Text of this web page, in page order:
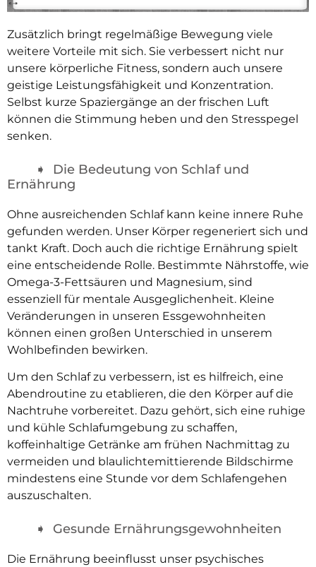
Zusätzlich bringt regelmäßige Bewegung viele
weitere Vorteile mit sich. Sie verbessert nicht nur
unsere körperliche Fitness, sondern auch unsere
geistige Leistungsfähigkeit und Konzentration.
Selbst kurze Spaziergänge an der frischen Luft
können die Stimmung heben und den Stresspegel
senken.
Die Bedeutung von Schlaf und
Ernährung
Ohne ausreichenden Schlaf kann keine innere Ruhe
gefunden werden. Unser Körper regeneriert sich und
tankt Kraft. Doch auch die richtige Ernährung spielt
eine entscheidende Rolle. Bestimmte Nährstoffe, wie
Omega-3-Fettsäuren und Magnesium, sind
essenziell für mentale Ausgeglichenheit. Kleine
Veränderungen in unseren Essgewohnheiten
können einen großen Unterschied in unserem
Wohlbefinden bewirken.
Um den Schlaf zu verbessern, ist es hilfreich, eine
Abendroutine zu etablieren, die den Körper auf die
Nachtruhe vorbereitet. Dazu gehört, sich eine ruhige
und kühle Schlafumgebung zu schaffen,
koffeinhaltige Getränke am frühen Nachmittag zu
vermeiden und blaulichtemittierende Bildschirme
mindestens eine Stunde vor dem Schlafengehen
auszuschalten.
Gesunde Ernährungsgewohnheiten
Die Ernährung beeinflusst unser psychisches